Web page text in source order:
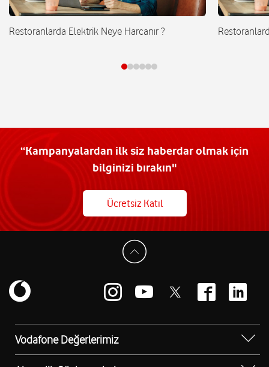
Restoranlarda Elektrik Neye Harcanır ?
“Kampanyalardan ilk siz haberdar olmak için
bilginizi bırakın"
Ücretsiz Katıl
Vodafone Değerlerimiz
Sosyal Destek